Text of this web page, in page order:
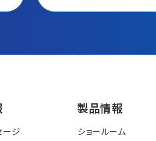
ージ
製品情報
ショールーム